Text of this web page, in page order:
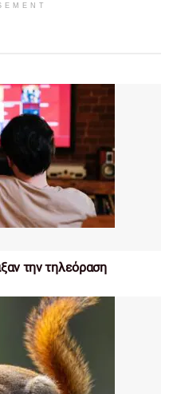
την τηλεόραση